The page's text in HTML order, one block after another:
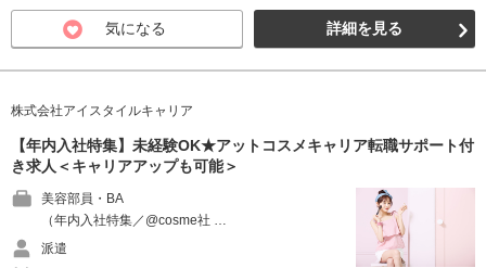
気になる 詳細を見る
株式会社アイスタイルキャリア
【年内入社特集】未経験OK★アットコスメキャリア転職サポート付
き求人＜キャリアアップも可能＞
美容部員・BA
（年内入社特集／@cosme社 …
派遣